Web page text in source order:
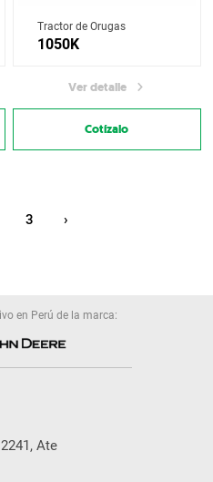
Tractor de Orugas
1050K
Ver detalle
Cotízalo
3 ›
en Perú de la marca:
Ate